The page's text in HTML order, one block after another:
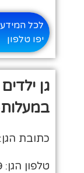
לכל המידע
יפו טלפון
גן
כתובת
טלפון הגן: 04-9978959